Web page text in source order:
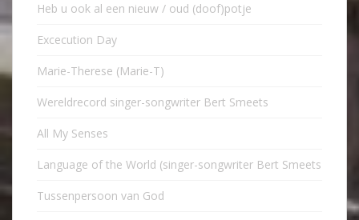
Heb u ook al een nieuw / oud (doof)potje
Excecution Day
Marie-Therese (Marie-T)
Wereldrecord singer-songwriter Bert Smeets
All My Senses
Language of the World (singer-songwriter Bert Smeets
Tussenpersoon van God